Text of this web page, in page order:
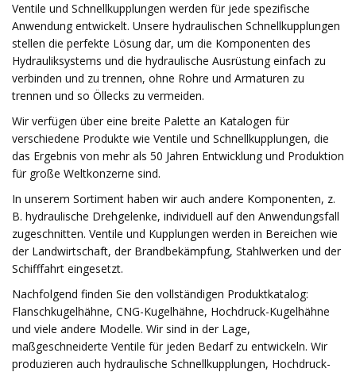
Ventile und Schnellkupplungen werden für jede spezifische
Anwendung entwickelt. Unsere hydraulischen Schnellkupplungen
stellen die perfekte Lösung dar, um die Komponenten des
Hydrauliksystems und die hydraulische Ausrüstung einfach zu
verbinden und zu trennen, ohne Rohre und Armaturen zu
trennen und so Öllecks zu vermeiden.
Wir verfügen über eine breite Palette an Katalogen für
verschiedene Produkte wie Ventile und Schnellkupplungen, die
das Ergebnis von mehr als 50 Jahren Entwicklung und Produktion
für große Weltkonzerne sind.
In unserem Sortiment haben wir auch andere Komponenten, z.
B. hydraulische Drehgelenke, individuell auf den Anwendungsfall
zugeschnitten. Ventile und Kupplungen werden in Bereichen wie
der Landwirtschaft, der Brandbekämpfung, Stahlwerken und der
Schifffahrt eingesetzt.
Nachfolgend finden Sie den vollständigen Produktkatalog:
Flanschkugelhähne, CNG-Kugelhähne, Hochdruck-Kugelhähne
und viele andere Modelle. Wir sind in der Lage,
maßgeschneiderte Ventile für jeden Bedarf zu entwickeln. Wir
produzieren auch hydraulische Schnellkupplungen, Hochdruck-